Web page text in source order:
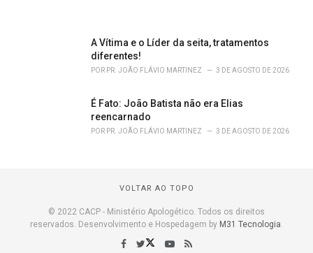
A Vítima e o Líder da seita, tratamentos
diferentes!
POR PR. JOÃO FLÁVIO MARTINEZ 3 DE AGOSTO DE 2026
É Fato: João Batista não era Elias
reencarnado
POR PR. JOÃO FLÁVIO MARTINEZ 3 DE AGOSTO DE 2026
VOLTAR AO TOPO
© 2022 CACP - Ministério Apologético. Todos os direitos
reservados. Desenvolvimento e Hospedagem by M31 Tecnologia